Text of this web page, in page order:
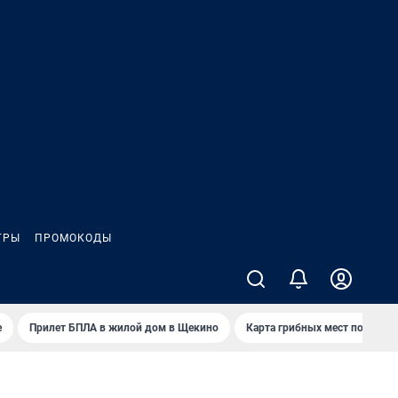
ПРОМОКОДЫ
Прилет БПЛА в жилой дом в Щекино Карта грибных мест под